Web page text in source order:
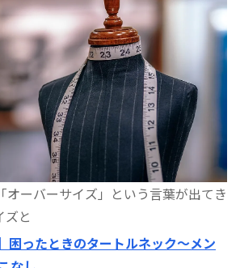
ーバーサイズ」という言葉が出てき
ズと
困ったときのタートルネック〜メン